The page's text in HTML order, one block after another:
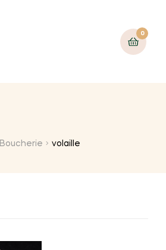
0
Boucherie volaille